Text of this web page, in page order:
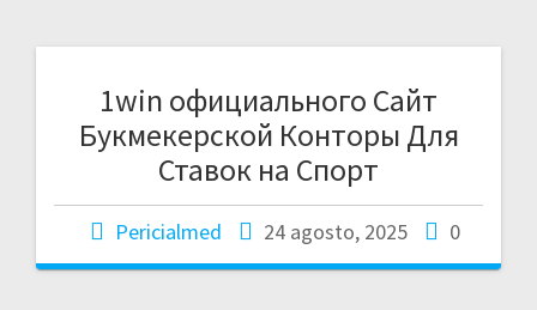
1win официального Сайт
Букмекерской Конторы Для
Ставок на Спорт
Pericialmed 24 agosto, 2025 0